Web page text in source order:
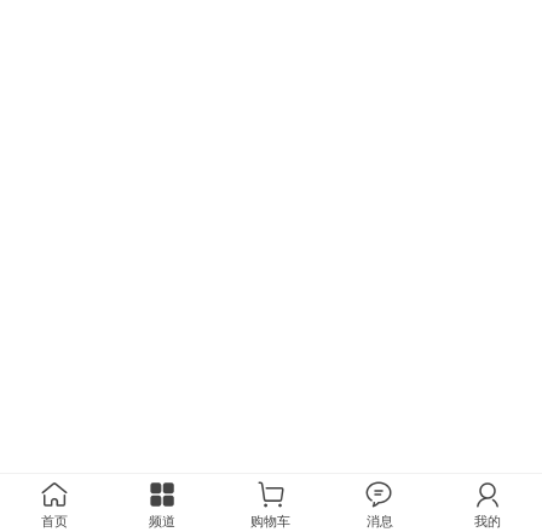
首页 频道 购物车 消息 我的